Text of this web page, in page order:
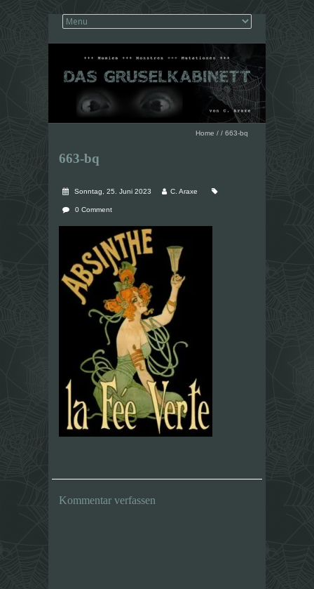
Home / / 663-bq
663-bq
Sonntag, 25. Juni 2023 C. Araxe
0 Comment
Kommentar verfassen